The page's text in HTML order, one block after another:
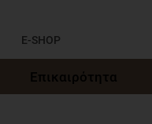
E-SHOP
Επικαιρότητα